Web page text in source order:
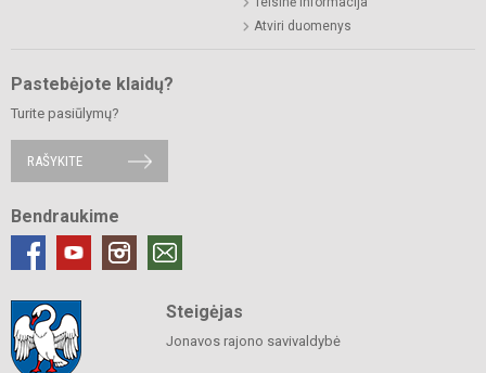
Atviri duomenys
Pastebėjote klaidų?
Turite pasiūlymų?
RAŠYKITE
Bendraukime
Steigėjas
Jonavos rajono savivaldybė